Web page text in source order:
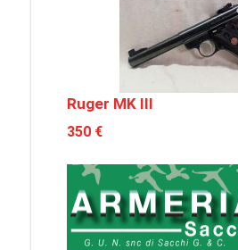
Ruger MK III
350 €